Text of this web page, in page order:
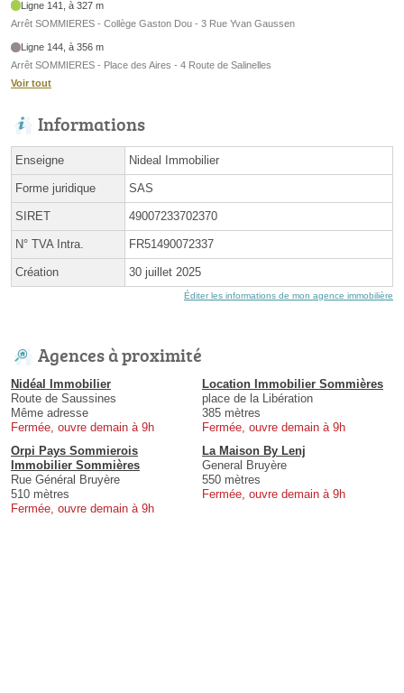
Ligne 141, à 327 m
Arrêt SOMMIERES - Collège Gaston Dou - 3 Rue Yvan Gaussen
Ligne 144, à 356 m
Arrêt SOMMIERES - Place des Aires - 4 Route de Salinelles
Voir tout
Informations
Enseigne Nideal Immobilier
Forme juridique SAS
SIRET 49007233702370
N° TVA Intra. FR51490072337
Création 30 juillet 2025
Éditer les informations de mon agence immobilière
Agences à proximité
Nidéal Immobilier
Route de Saussines
Même adresse
Fermée, ouvre demain à 9h
Location Immobilier Sommières
place de la Libération
385 mètres
Fermée, ouvre demain à 9h
Orpi Pays Sommierois
Immobilier Sommières
Rue Général Bruyère
510 mètres
Fermée, ouvre demain à 9h
La Maison By Lenj
General Bruyère
550 mètres
Fermée, ouvre demain à 9h